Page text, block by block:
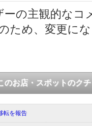
の主観的なコ
ため、変更に
のお店・スポットのク
転を報告